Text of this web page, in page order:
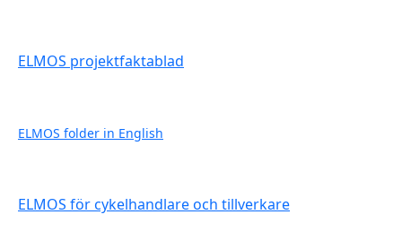
ELMOS projektfaktablad
ELMOS folder in English
ELMOS för cykelhandlare och tillverkare